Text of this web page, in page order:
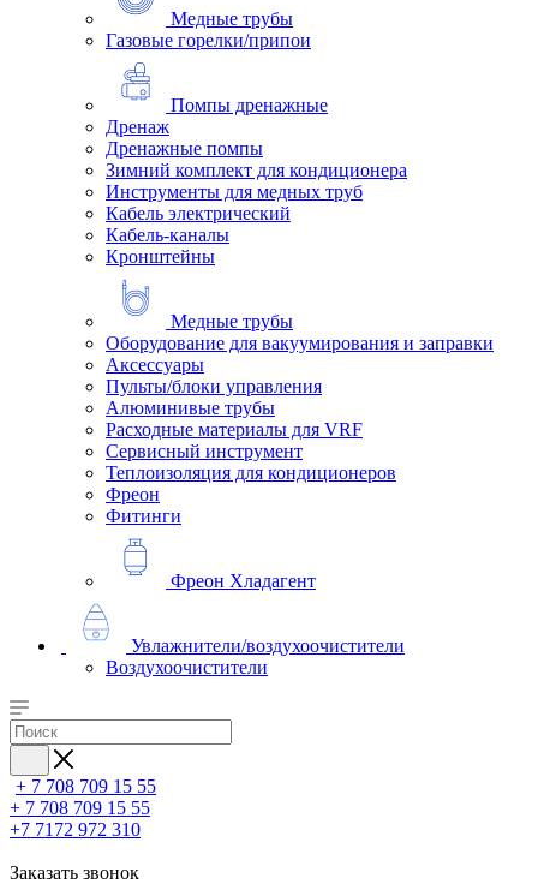
Медные трубы
Газовые горелки/припои
Помпы дренажные
Дренаж
Дренажные помпы
Зимний комплект для кондиционера
Инструменты для медных труб
Кабель электрический
Кабель-каналы
Кронштейны
Медные трубы
Оборудование для вакуумирования и заправки
Аксессуары
Пульты/блоки управления
Алюминивые трубы
Расходные материалы для VRF
Сервисный инструмент
Теплоизоляция для кондиционеров
Фреон
Фитинги
Фреон Хладагент
Увлажнители/воздухоочистители
Воздухоочистители
+ 7 708 709 15 55
+ 7 708 709 15 55
+7 7172 972 310
Заказать звонок